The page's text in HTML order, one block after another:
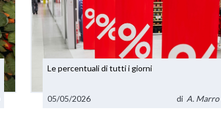
Le percentuali di tutti i giorni
05/05/2026 di A. Marro